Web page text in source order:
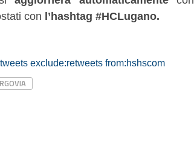
con l’hashtag #HCLugano.
exclude:retweets from:hshscom